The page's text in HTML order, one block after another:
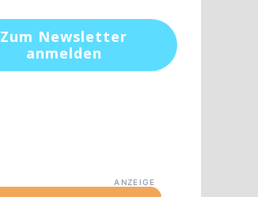
Zum Newsletter
anmelden